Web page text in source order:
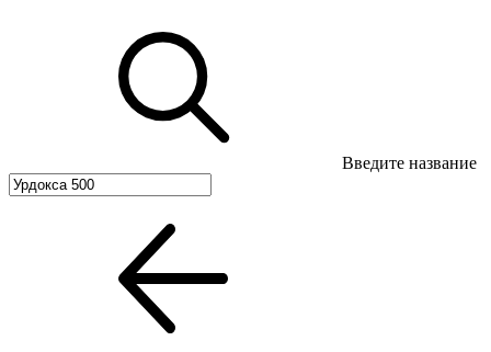
Введите название